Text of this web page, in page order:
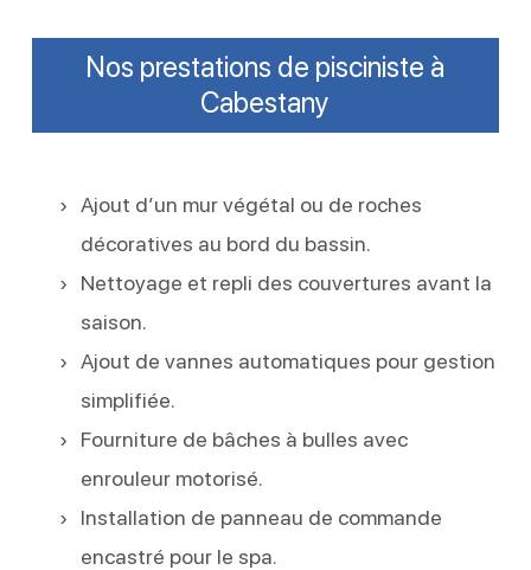
Nos prestations de pisciniste à
Cabestany
Ajout d’un mur végétal ou de roches
décoratives au bord du bassin.
Nettoyage et repli des couvertures avant la
saison.
Ajout de vannes automatiques pour gestion
simplifiée.
Fourniture de bâches à bulles avec
enrouleur motorisé.
Installation de panneau de commande
encastré pour le spa.